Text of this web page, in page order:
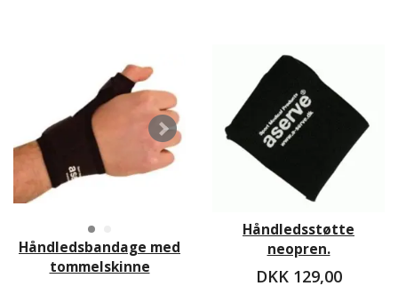
Håndledsbandage med
tommelskinne
Håndledsstøtte
neopren.
DKK 129,00